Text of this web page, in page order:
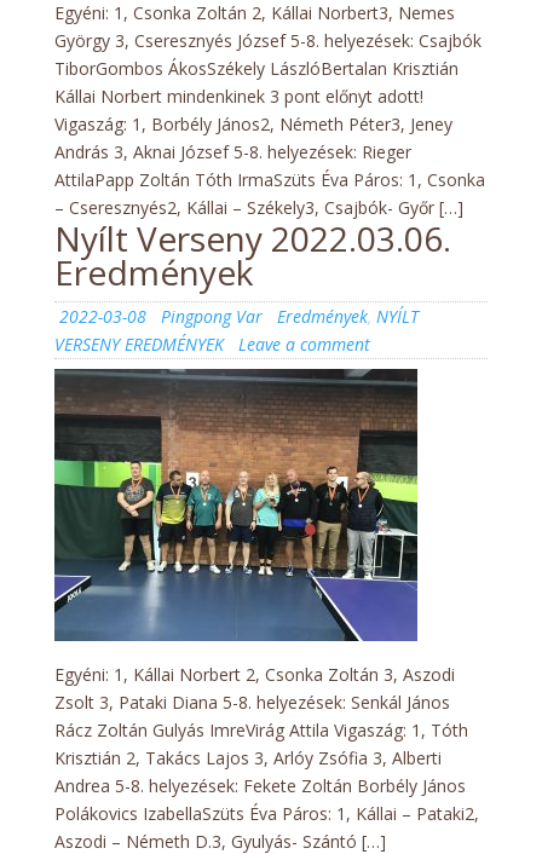
Egyéni: 1, Csonka Zoltán 2, Kállai Norbert3, Nemes
György 3, Cseresznyés József 5-8. helyezések: Csajbók
TiborGombos ÁkosSzékely LászlóBertalan Krisztián
Kállai Norbert mindenkinek 3 pont előnyt adott!
Vigaszág: 1, Borbély János2, Németh Péter3, Jeney
András 3, Aknai József 5-8. helyezések: Rieger
AttilaPapp Zoltán Tóth IrmaSzüts Éva Páros: 1, Csonka
– Cseresznyés2, Kállai – Székely3, Csajbók- Győr […]
Nyílt Verseny 2022.03.06.
Eredmények
Posted
on
2022-03-08 Author
Pingpong Var Categories
Eredmények, NYÍLT
VERSENY EREDMÉNYEK
Leave a commenton
Nyílt
Verseny
2022.03.06.
Eredmények
Egyéni: 1, Kállai Norbert 2, Csonka Zoltán 3, Aszodi
Zsolt 3, Pataki Diana 5-8. helyezések: Senkál János
Rácz Zoltán Gulyás ImreVirág Attila Vigaszág: 1, Tóth
Krisztián 2, Takács Lajos 3, Arlóy Zsófia 3, Alberti
Andrea 5-8. helyezések: Fekete Zoltán Borbély János
Polákovics IzabellaSzüts Éva Páros: 1, Kállai – Pataki2,
Aszodi – Németh D.3, Gyulyás- Szántó […]